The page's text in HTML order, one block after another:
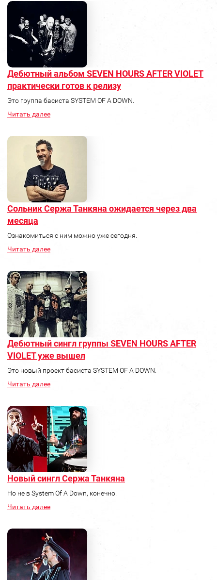
Дебютный альбом SEVEN HOURS AFTER VIOLET
практически готов к релизу
Это группа басиста SYSTEM OF A DOWN.
Читать далее
Сольник Сержа Танкяна ожидается через два
месяца
Ознакомиться с ним можно уже сегодня.
Читать далее
Дебютный сингл группы SEVEN HOURS AFTER
VIOLET уже вышел
Это новый проект басиста SYSTEM OF A DOWN.
Читать далее
Новый сингл Сержа Танкяна
Но не в System Of A Down, конечно.
Читать далее